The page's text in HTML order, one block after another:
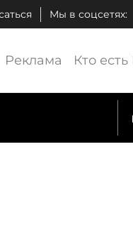
Мы в соцсетях:
Реклама Кто есть